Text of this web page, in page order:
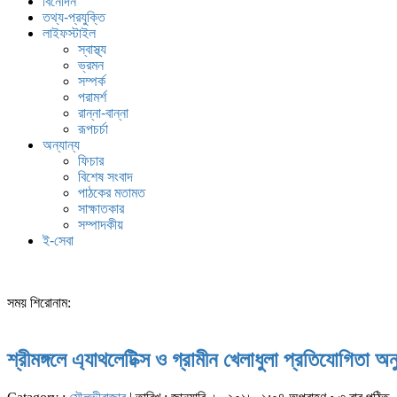
তথ্য-প্রযুক্তি
লাইফস্টাইল
স্বাস্থ্য
ভ্রমন
সম্পর্ক
পরামর্শ
রান্না-বান্না
রূপচর্চা
অন্যান্য
ফিচার
বিশেষ সংবাদ
পাঠকের মতামত
সাক্ষাতকার
সম্পাদকীয়
ই-সেবা
সময় শিরোনাম:
শ্রীমঙ্গলে এ্যাথলেটিক্স ও গ্রামীন খেলাধুলা প্রতিযোগিতা